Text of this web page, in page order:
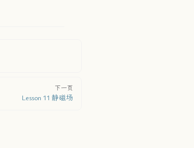
下一页
Lesson 11 静磁场